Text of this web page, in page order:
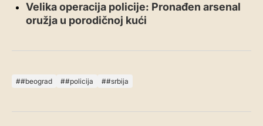
Velika operacija policije: Pronađen arsenal
oružja u porodičnoj kući
#beograd #policija #srbija